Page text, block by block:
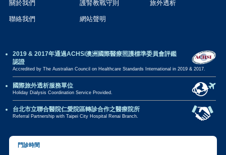
關於我們 護腎教戰守則 旅外透析
聯絡我們 網站聲明
2019 & 2017年通過ACHSi澳洲國際醫療照護標準委員會評鑑
認證
Accredited by The Australian Council on Healthcare Standards International in 2019 & 2017.
國際旅外透析服務單位
Holiday Dialysis Coordination Service Provided.
台北市立聯合醫院仁愛院區轉診合作之醫療院所
Referral Partnership with Taipei City Hospital Renai Branch.
門診時間